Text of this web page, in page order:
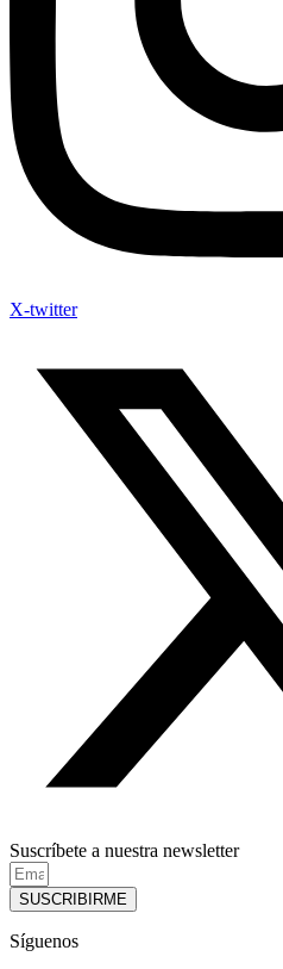
X-twitter
Suscríbete a nuestra newsletter
SUSCRIBIRME
Síguenos